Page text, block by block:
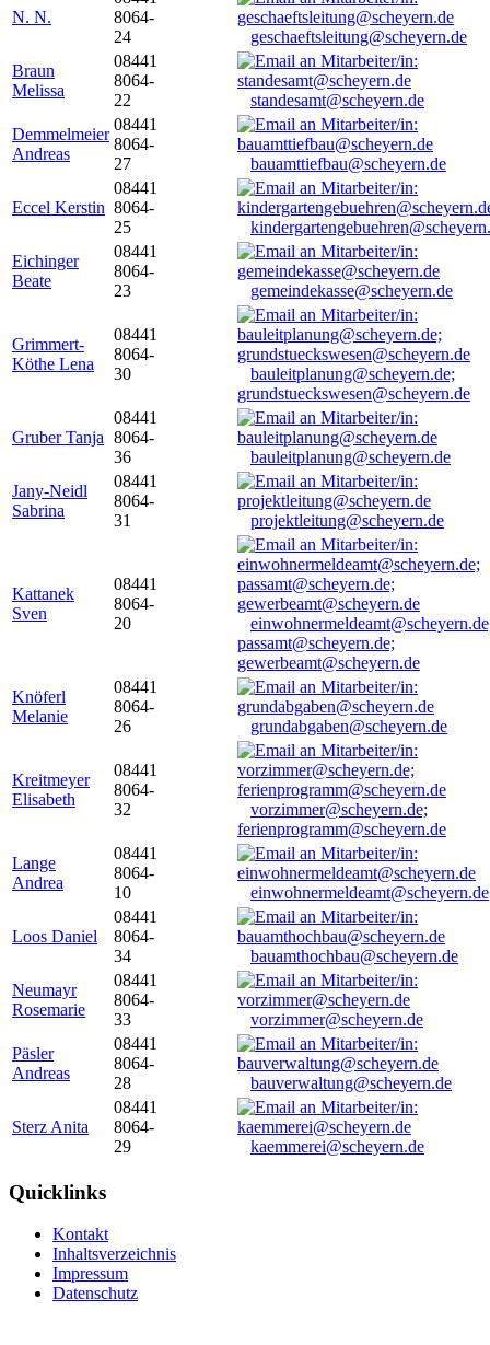
N. N.
8064-
24
geschaeftsleitung@scheyern.de
Braun
Melissa
08441
8064-
22
standesamt@scheyern.de
Demmelmeier
Andreas
08441
8064-
27
bauamttiefbau@scheyern.de
Eccel Kerstin
08441
8064-
25
Eichinger
Beate
08441
8064-
23
gemeindekasse@scheyern.de
Grimmert-
Köthe Lena
08441
8064-
30
bauleitplanung@scheyern.de;
grundstueckswesen@scheyern.de
Gruber Tanja
08441
8064-
36
bauleitplanung@scheyern.de
Jany-Neidl
Sabrina
08441
8064-
31
projektleitung@scheyern.de
Kattanek
Sven
08441
8064-
20
passamt@scheyern.de;
gewerbeamt@scheyern.de
Knöferl
Melanie
08441
8064-
26
grundabgaben@scheyern.de
Kreitmeyer
Elisabeth
08441
8064-
32
vorzimmer@scheyern.de;
ferienprogramm@scheyern.de
Lange
Andrea
08441
8064-
10
einwohnermeldeamt@scheyern.de
Loos Daniel
08441
8064-
34
bauamthochbau@scheyern.de
Neumayr
Rosemarie
08441
8064-
33
vorzimmer@scheyern.de
Päsler
Andreas
08441
8064-
28
bauverwaltung@scheyern.de
Sterz Anita
08441
8064-
29
kaemmerei@scheyern.de
Quicklinks
Kontakt
Inhaltsverzeichnis
Impressum
Datenschutz